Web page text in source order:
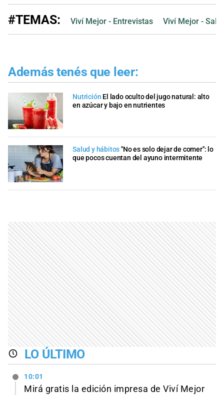
#TEMAS: Viví Mejor - Entrevistas Viví Mejor -
Además tenés que leer:
Nutrición El lado oculto del jugo natural: alto
en azúcar y bajo en nutrientes
Salud y hábitos"No es solo dejar de comer": lo
que pocos cuentan del ayuno intermitente
LO ÚLTIMO
10:01
Mirá gratis la edición impresa de Viví Mejor